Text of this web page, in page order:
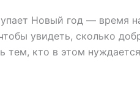
Новый год — время
увидеть, сколько
тем, кто в этом